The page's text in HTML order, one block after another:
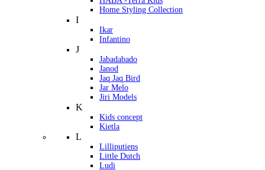
Home Styling Collection
I
Ikar
Infantino
J
Jabadabado
Janod
Jaq Jaq Bird
Jar Melo
Jiri Models
K
Kids concept
Kietla
L
Lilliputiens
Little Dutch
Ludi